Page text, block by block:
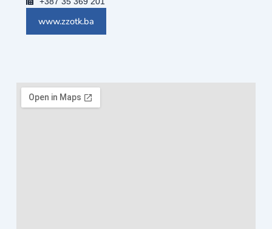
www.zzotk.ba